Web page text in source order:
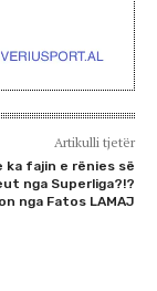
Artikulli tjetër
ka fajin e rënies së
nga Superliga?!?
nga Fatos LAMAJ